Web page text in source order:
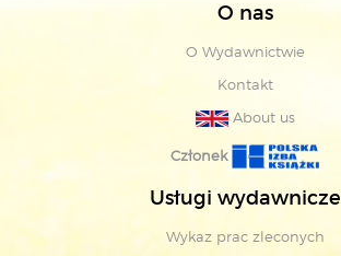
O nas
O Wydawnictwie
Kontakt
About us
Członek
Usługi wydawnicze
Wykaz prac zleconych